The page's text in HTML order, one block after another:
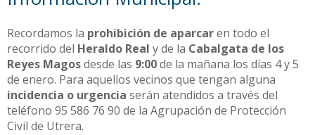
Recordamos la prohibición de aparcaren todo el
recorrido del Heraldo Real y de la Cabalgata de los
Reyes Magosdesde las 9:00de la mañana los días 4 y 5
de enero. Para aquellos vecinos que tengan alguna
incidencia o urgencia serán atendidos a través del
teléfono 95 586 76 90 de la Agrupación de Protección
Civil de Utrera.